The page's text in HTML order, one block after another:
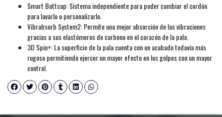
Smart Buttcap: Sistema independiente para poder cambiar el cordón
para lavarlo o personalizarlo.
Vibrabsorb System2: Permite una mejor absorción de las vibraciones
gracias a sus elastómeros de carbono en el corazón de la pala.
3D Spin+: La superficie de la pala cuenta con un acabado todavía más
rugoso permitiendo ejercer un mayor efecto en los golpes con un mayor
control.